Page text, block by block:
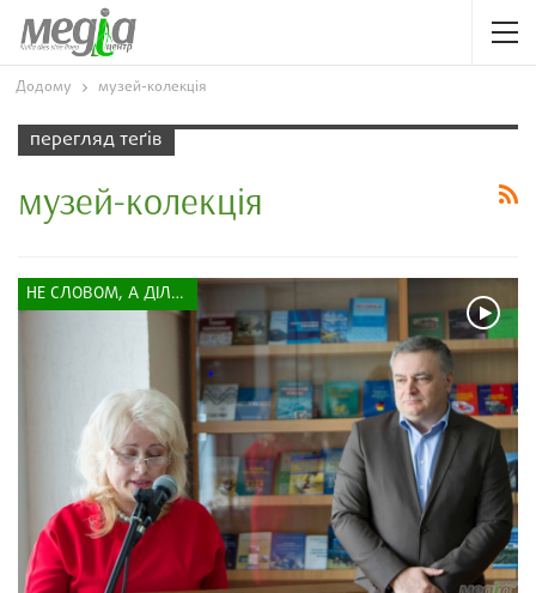
Додому музей-колекція
перегляд теґів
музей-колекція
НЕ СЛОВОМ, А ДІЛОМ